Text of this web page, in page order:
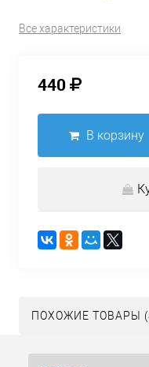
Все характеристики
440
В корзину
ПОХОЖИЕ ТОВАРЫ